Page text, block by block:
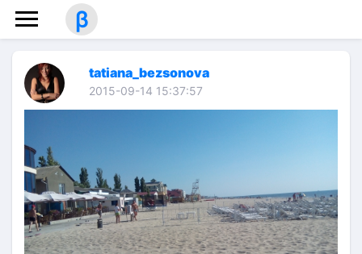
β
tatiana_bezsonova
2015-09-14 15:37:57